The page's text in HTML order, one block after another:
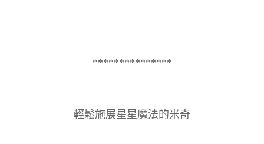
***************
輕鬆施展星星魔法的米奇